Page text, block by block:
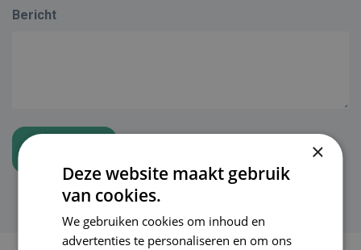
Bericht
×
Deze website maakt gebruik
van cookies.
We gebruiken cookies om inhoud en
advertenties te personaliseren en om ons